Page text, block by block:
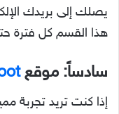
يصلك إلى بريدك
هذا القسم كل فترة
سادساً: موقع
إذا كنت تريد تجربة